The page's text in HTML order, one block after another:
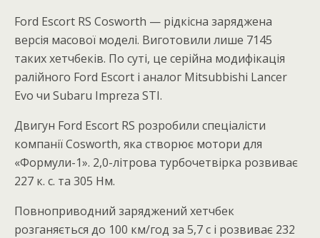
Ford Escort RS Cosworth — рідкісна заряджена
версія масової моделі. Виготовили лише 7145
таких хетчбеків. По суті, це серійна модифікація
ралійного Ford Escort і аналог Mitsubbishi Lancer
Evo чи Subaru Impreza STI.
Двигун Ford Escort RS розробили спеціалісти
компанії Cosworth, яка створює мотори для
«Формули-1». 2,0-літрова турбочетвірка розвиває
227 к. с. та 305 Нм.
Повноприводний заряджений хетчбек
розганяється до 100 км/год за 5,7 с і розвиває 232